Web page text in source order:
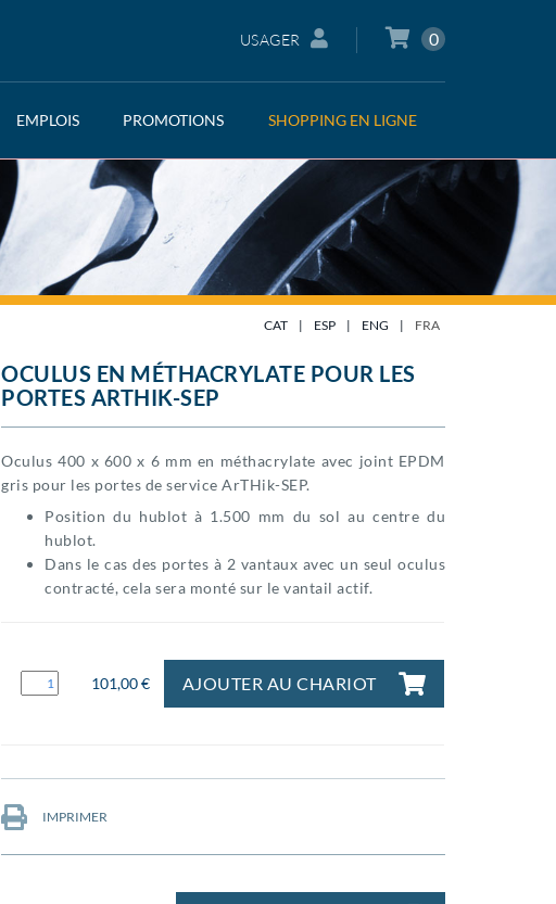
USAGER 0
EMPLOIS PROMOTIONS SHOPPING EN LIGNE
CAT | ESP | ENG | FRA
OCULUS EN MÉTHACRYLATE POUR LES
PORTES ARTHIK-SEP
Oculus 400 x 600 x 6 mm en méthacrylate avec joint EPDM
gris pour les portes de service ArTHik-SEP.
Position du hublot à 1.500 mm du sol au centre du
hublot.
Dans le cas des portes à 2 vantaux avec un seul oculus
contracté, cela sera monté sur le vantail actif.
101,00 € AJOUTER AU CHARIOT
IMPRIMER